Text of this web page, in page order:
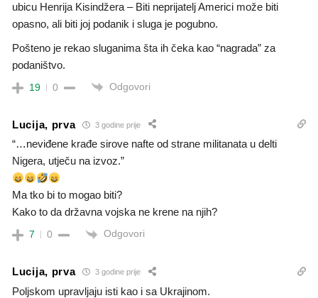
ubicu Henrija Kisindžera – Biti neprijatelj Americi može biti
opasno, ali biti joj podanik i sluga je pogubno.
Pošteno je rekao sluganima šta ih čeka kao “nagrada” za
podaništvo.
19 0 Odgovori
Lucija, prva 3 godine prije
“…neviđene krađe sirove nafte od strane militanata u delti
Nigera, utječu na izvoz.”
Ma tko bi to mogao biti?
Kako to da državna vojska ne krene na njih?
7 0 Odgovori
Lucija, prva 3 godine prije
Poljskom upravljaju isti kao i sa Ukrajinom.